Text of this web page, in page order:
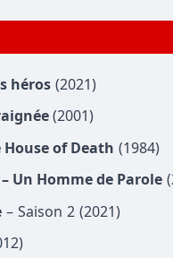
héros (2021)
(2001)
of Death (1984)
Un Homme de Parole
– Saison 2 (2021)